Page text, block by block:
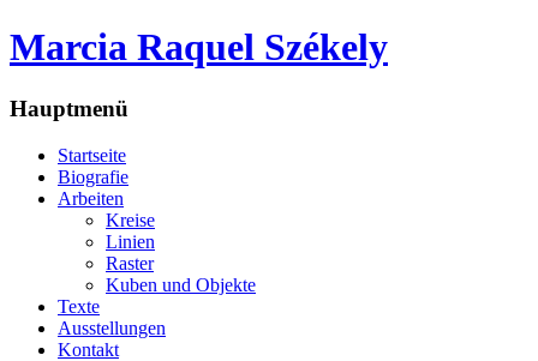
Marcia Raquel Székely
Hauptmenü
Startseite
Biografie
Arbeiten
Kreise
Linien
Raster
Kuben und Objekte
Texte
Ausstellungen
Kontakt